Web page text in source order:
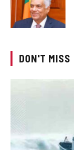
DON'T MISS